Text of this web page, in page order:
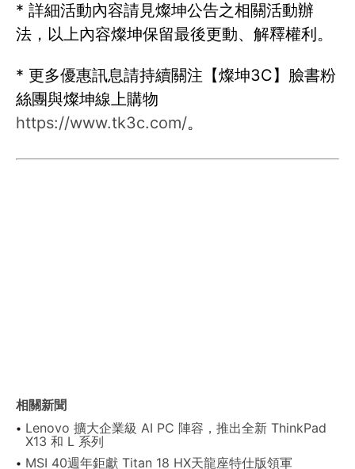
* 詳細活動內容請見燦坤公告之相關活動辦
法，以上內容燦坤保留最後更動、解釋權利。
* 更多優惠訊息請持續關注【燦坤3C】臉書粉
絲團與燦坤線上購物
https://www.tk3c.com/。
相關新聞
Lenovo 擴大企業級 AI PC 陣容，推出全新 ThinkPad
X13 和 L 系列
MSI 40週年鉅獻 Titan 18 HX天龍座特仕版領軍